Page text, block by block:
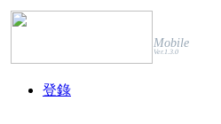
Mobile
Ver.1.3.0
登錄